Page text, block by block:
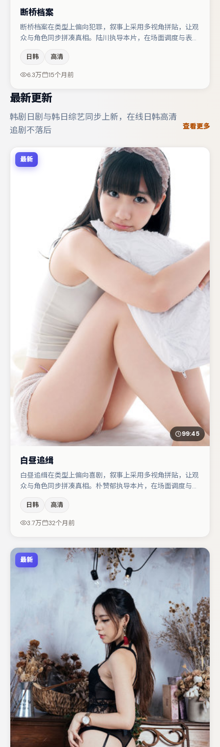
断桥档案
断桥档案在类型上偏向犯罪，叙事上采用多视角拼贴，让观
众与角色同步拼凑真相。陆川执导本片，在场面调度与表演
担叙事驱动，周迅、小松菜奈分别提供反差与喜剧/悬疑调
剂（视场次而定）。整体完成度较高，适合周末一口气追
日韩 高清
6.3万 15个月前
最新更新
韩剧日剧与韩日综艺同步上新，在线日韩高清
追剧不落后
查看更多
最新
99:45
白昼追缉
白昼追缉在类型上偏向喜剧，叙事上采用多视角拼贴，让观
众与角色同步拼凑真相。朴赞郁执导本片，在场面调度与表
括张子枫、胡歌、于和伟等，角色动机前后呼应，适合喜欢
抠台词与伏笔的观众。若你偏爱强类型与清晰主线，这部作
日韩 高清
3.7万 32个月前
最新